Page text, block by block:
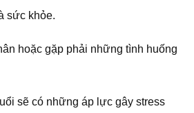
sức khỏe.
hoặc gặp phải những tình huống
sẽ có những áp lực gây stress